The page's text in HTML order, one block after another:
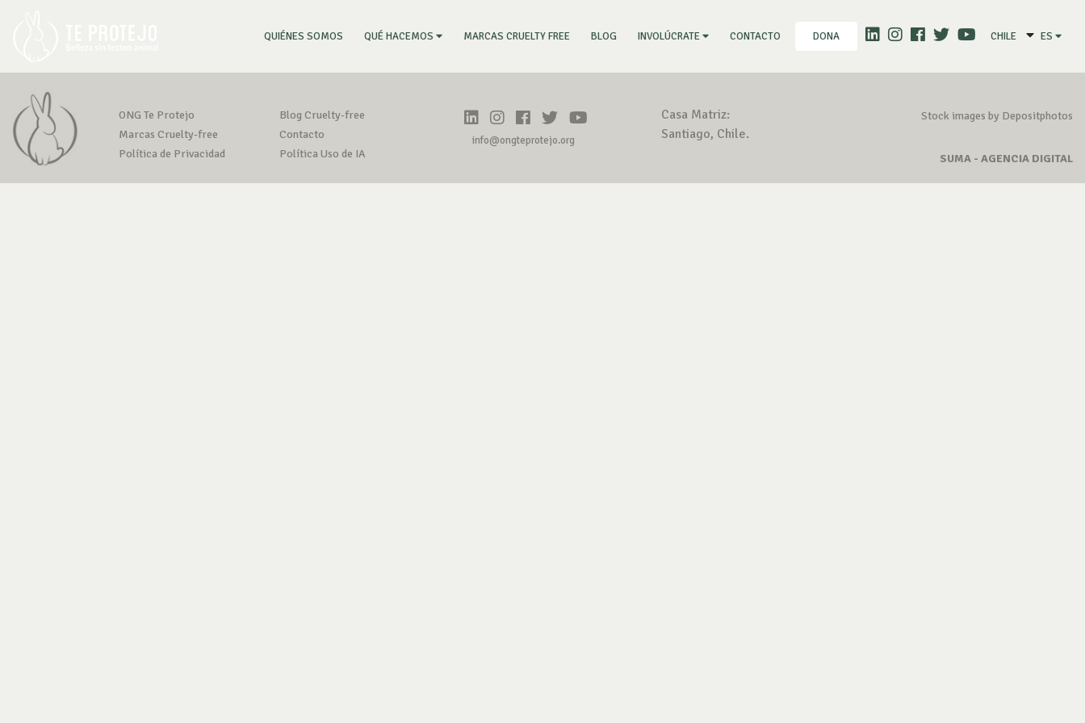
QUIÉNES SOMOS (CURRENT)
QUÉ HACEMOS MARCAS CRUELTY FREE BLOG INVOLÚCRATE CONTACTO DONA CHILE ES
ONG Te Protejo
Blog Cruelty-free
Marcas Cruelty-free
Contacto
Política de Privacidad
Política Uso de IA
info@ongteprotejo.org
Casa Matriz:
Santiago, Chile.
Stock images by Depositphotos
SUMA - AGENCIA DIGITAL